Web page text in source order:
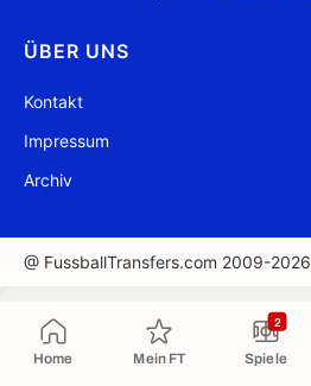
Home Mein FT Spiele
2
ÜBER UNS
Kontakt
Impressum
Archiv
@ FussballTransfers.com 2009-2026